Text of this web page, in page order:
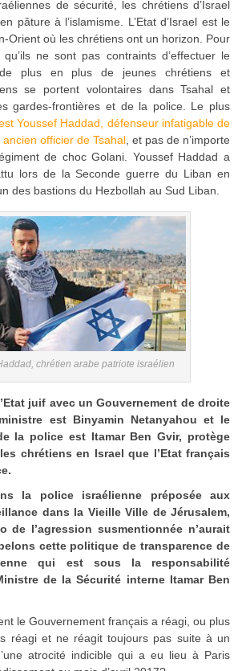
de sécurité, les chrétiens d’Israel
pâture à l’islamisme. L’Etat d’Israel est le
Orient où les chrétiens ont un horizon. Pour
ne sont pas contraints d’effectuer le
plus en plus de jeunes chrétiens et
se portent volontaires dans Tsahal et
gardes-frontières et de la police. Le plus
Youssef Haddad, défenseur infatigable de
officier de Tsahal, et pas de n’importe
de choc Golani. Youssef Haddad a
lors de la Seconde guerre du Liban en
des bastions du Hezbollah au Sud Liban.
chrétien arabe patriote israélien
juif avec un Gouvernement de droite
est Binyamin Netanyahou et le
la police est Itamar Ben Gvir, protège
chrétiens en Israel que l’Etat français
la police israélienne préposée aux
dans la Vieille Ville de Jérusalem,
de l’agression susmentionnée n’aurait
cette politique de transparence de
qui est sous la responsabilité
de la Sécurité interne Itamar Ben
le Gouvernement français a réagi, ou plus
réagi et ne réagit toujours pas suite à un
atrocité indicible qui a eu lieu à Paris